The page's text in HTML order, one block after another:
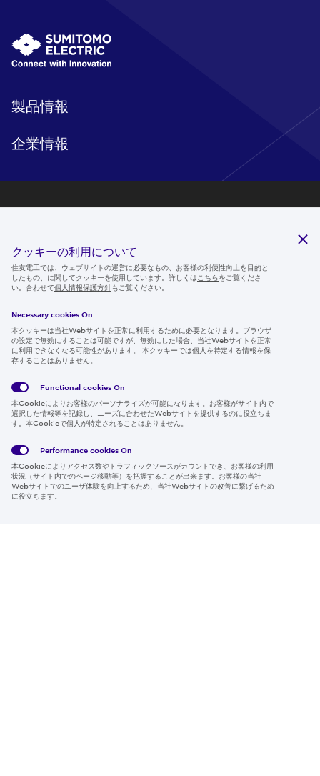
製品情報
企業情報
ニュースルーム
IR情報
採用情報
Global
Policy
サイト
約
Region & Language:
Japan | JP
クッキーの利用について
住友電工では、ウェブサイトの運営に必要なもの、お客様の利便性向上を目的と
したもの、に関してクッキーを使用しています。詳しくは こちらをご覧くださ
い。合わせて個人情報保護方針もご覧ください。
Necessary cookies On
本クッキーは当社Webサイトを正常に利用するために必要となります。ブラウザ
の設定で無効にすることは可能ですが、無効にした場合、当社Webサイトを正常
に利用できなくなる可能性があります。 本クッキーでは個人を特定する情報を保
存することはありません。
Functional cookies On
本Cookieによりお客様のパーソナライズが可能になります。お客様がサイト内で
選択した情報等を記録し、ニーズに合わせたWebサイトを提供するのに役立ちま
す。本Cookieで個人が特定されることはありません。
Performance cookies On
本Cookieによりアクセス数やトラフィックソースがカウントでき、お客様の利用
状況（サイト内でのページ移動等）を把握することが出来ます。お客様の当社
Webサイトでのユーザ体験を向上するため、当社Webサイトの改善に繋げるため
に役立ちます。